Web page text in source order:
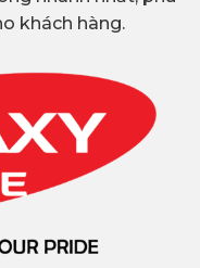
khách hàng.